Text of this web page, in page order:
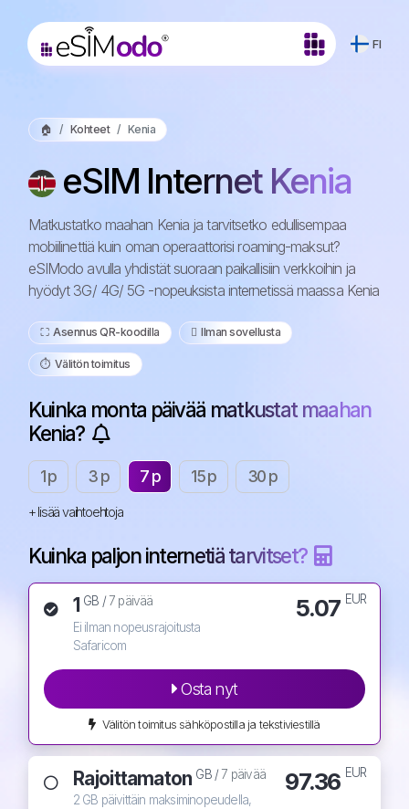
FI
🏠 Kohteet Kenia
eSIM Internet Kenia
Matkustatko maahan Kenia ja tarvitsetko edullisempaa
mobiilinettiä kuin oman operaattorisi roaming-maksut?
eSIModo avulla yhdistät suoraan paikallisiin verkkoihin ja
hyödyt 3G/ 4G/ 5G -nopeuksista internetissä maassa Kenia
⛶️️ Asennus QR-koodilla ️ Ilman sovellusta
⏱️️ Välitön toimitus
Kuinka monta päivää matkustat maahan
Kenia?
1 p 3 p 7 p 15 p 30 p
+ lisää vaihtoehtoja
Kuinka paljon internetiä tarvitset?
1 GB /7 päivää
Ei ilman nopeusrajoitusta
Safaricom
5.07 EUR
Osta nyt
Välitön toimitus sähköpostilla ja tekstiviestillä
Rajoittamaton GB /7 päivää
2 GB päivittäin maksiminopeudella,
97.36 EUR